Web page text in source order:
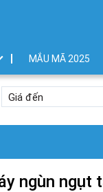
MẮU MÃ 2025
ngùn ngụt